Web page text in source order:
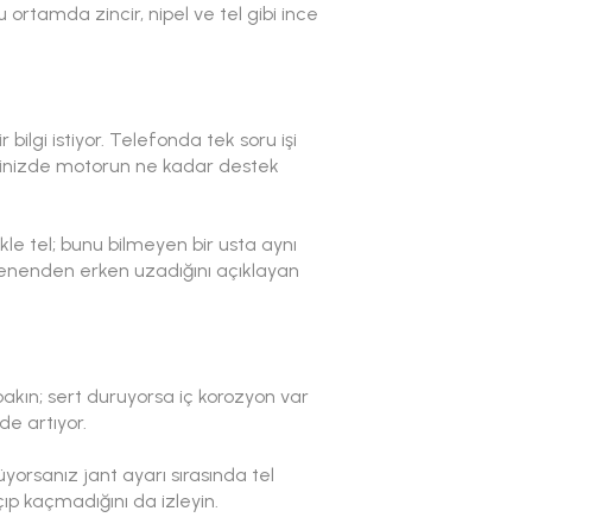
ortamda zincir, nipel ve tel gibi ince
bilgi istiyor. Telefonda tek soru işi
motorun ne kadar destek
tel; bunu bilmeyen bir usta aynı
erken uzadığını açıklayan
sert duruyorsa iç korozyon var
artıyor.
jant ayarı sırasında tel
da izleyin.